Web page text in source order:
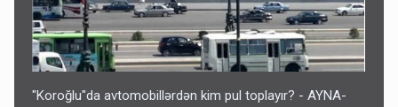
Bu ölkələrə şəxsiyyət vəsiqəsi ilə gedə biləcəksiniz -
SİYAHI
10:53
"Koroğlu"da avtomobillərdən kim pul toplayır? - AYNA-